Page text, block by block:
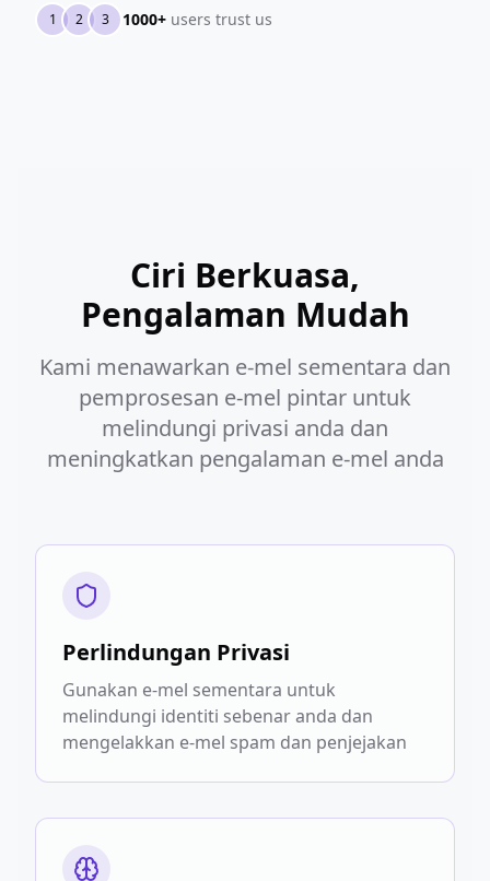
1 2 3 1000+ users trust us
Ciri Berkuasa,
Pengalaman Mudah
Kami menawarkan e-mel sementara dan
pemprosesan e-mel pintar untuk
melindungi privasi anda dan
meningkatkan pengalaman e-mel anda
Perlindungan Privasi
Gunakan e-mel sementara untuk
melindungi identiti sebenar anda dan
mengelakkan e-mel spam dan penjejakan